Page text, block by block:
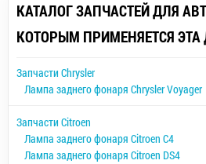
КАТАЛОГ ЗАПЧАСТЕЙ ДЛЯ
КОТОРЫМ ПРИМЕНЯЕТСЯ ЭТА
Запчасти Chrysler
Лампа заднего фонаря Chrysler Voyager
Запчасти Citroen
Лампа заднего фонаря Citroen C4
Лампа заднего фонаря Citroen DS4